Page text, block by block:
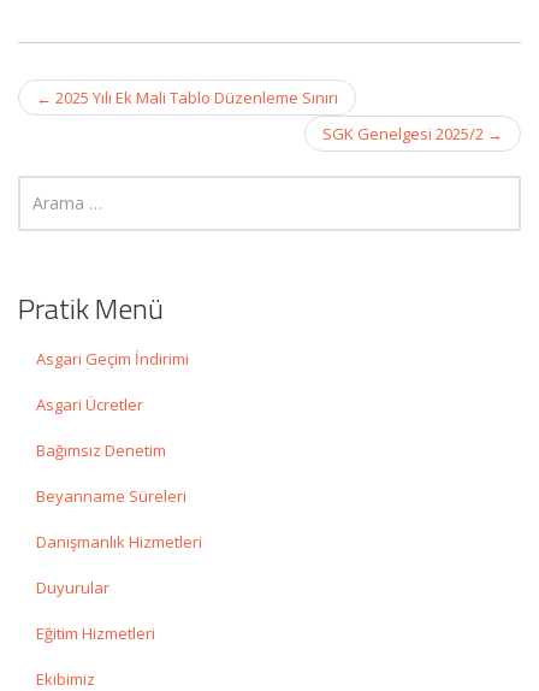
Post
navigation
← 2025 Yılı Ek Mali Tablo Düzenleme Sınırı
SGK Genelgesi 2025/2 →
Pratik Menü
Asgari Geçim İndirimi
Asgari Ücretler
Bağımsız Denetim
Beyanname Süreleri
Danışmanlık Hizmetleri
Duyurular
Eğitim Hizmetleri
Ekibimiz